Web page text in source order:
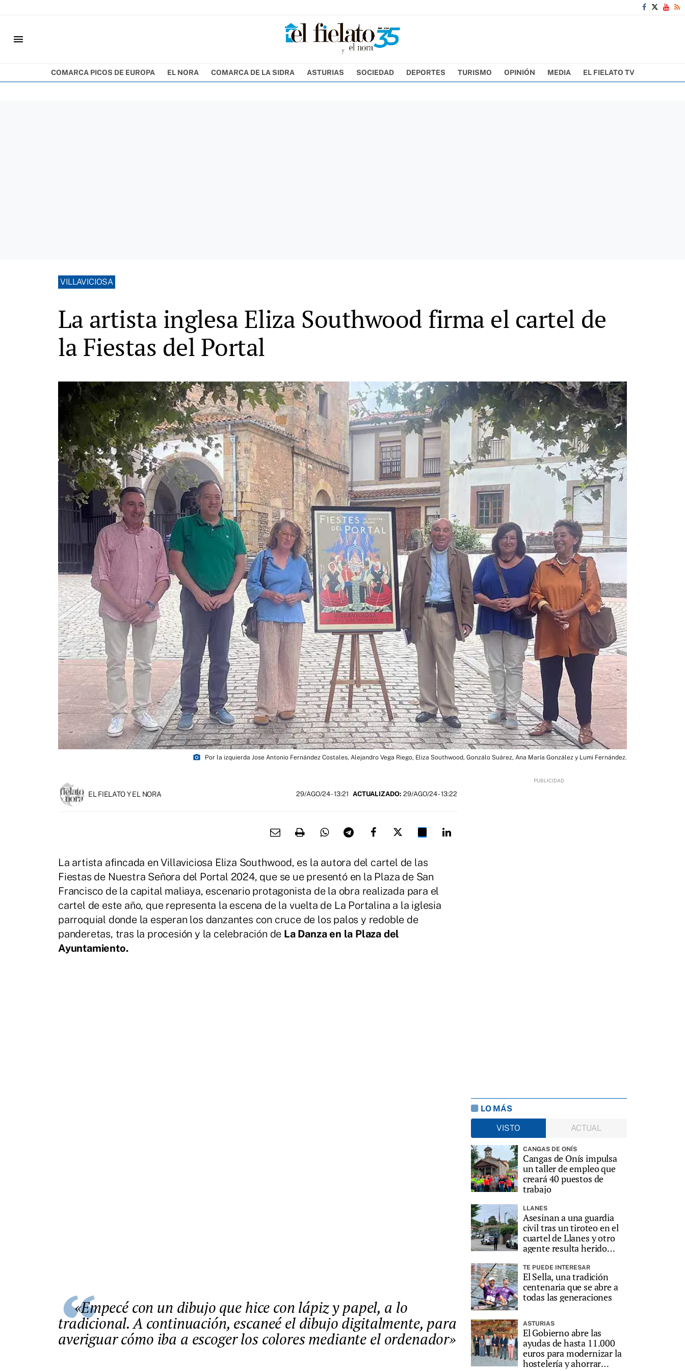
menu
COMARCA PICOS DE EUROPA EL NORA COMARCA DE LA SIDRA ASTURIAS SOCIEDAD DEPORTES TURISMO OPINIÓN MEDIA EL FIELATO TV
VILLAVICIOSA
La artista inglesa Eliza Southwood firma el cartel de
la Fiestas del Portal
photo_camera Por la izquierda Jose Antonio Fernández Costales, Alejandro Vega Riego, Eliza Southwood, Gonzálo Suárez, Ana María González y Lumi Fernández.
EL FIELATO Y EL NORA 29/AGO/24- 13:21 ACTUALIZADO: 29/AGO/24 - 13:22
La artista afincada en Villaviciosa Eliza Southwood, es la autora del cartel de las
Fiestas de Nuestra Señora del Portal 2024, que se ue presentó en la Plaza de San
Francisco de la capital maliaya, escenario protagonista de la obra realizada para el
cartel de este año, que representa la escena de la vuelta de La Portalina a la iglesia
parroquial donde la esperan los danzantes con cruce de los palos y redoble de
panderetas, tras la procesión y la celebración de La Danza en la Plaza del
Ayuntamiento.
«Empecé con un dibujo que hice con lápiz y papel, a lo
tradicional. A continuación, escaneé el dibujo digitalmente, para
averiguar cómo iba a escoger los colores mediante el ordenador»
LO MÁS
VISTO
ACTUAL
CANGAS DE ONÍS
Cangas de Onís impulsa
un taller de empleo que
creará 40 puestos de
trabajo
LLANES
Asesinan a una guardia
civil tras un tiroteo en el
cuartel de Llanes y otro
agente resulta herido
TE PUEDE INTERESAR
El Sella, una tradición
centenaria que se abre a
todas las generaciones
ASTURIAS
El Gobierno abre las
ayudas de hasta 11.000
euros para modernizar la
hostelería y ahorrar